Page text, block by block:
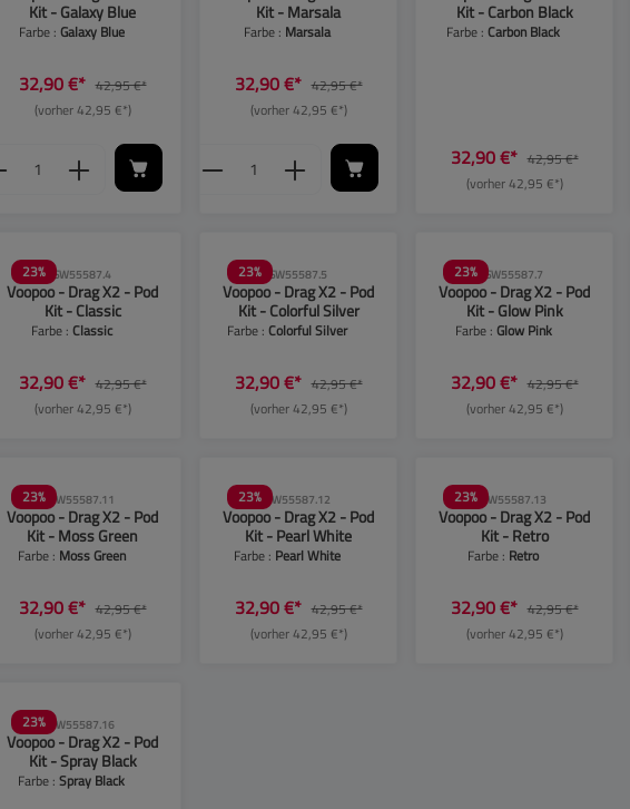
Kit - Galaxy Blue
Farbe : Galaxy Blue
32,90 €* 42,95 €*
(vorher 42,95 €*)
Produkt Anzahl: Gib den gewünschten Wert ein oder
Kit - Marsala
Farbe : Marsala
32,90 €* 42,95 €*
(vorher 42,95 €*)
Produkt Anzahl: Gib den
Kit - Carbon Black
Farbe :Carbon Black
32,90 €* 42,95 €*
(vorher 42,95 €*)
23% SW55587.4
Voopoo - Drag X2 - Pod
Kit - Classic
Farbe : Classic
32,90 €* 42,95 €*
(vorher 42,95 €*)
23% SW55587.5
Voopoo - Drag X2 - Pod
Kit - Colorful Silver
Farbe :Colorful Silver
32,90 €* 42,95 €*
(vorher 42,95 €*)
23% SW55587.7
Voopoo - Drag X2 - Pod
Kit - Glow Pink
Farbe : Glow Pink
32,90 €* 42,95 €*
(vorher 42,95 €*)
23% SW55587.11
Voopoo - Drag X2 - Pod
Kit - Moss Green
Farbe : Moss Green
32,90 €* 42,95 €*
(vorher 42,95 €*)
23% SW55587.12
Voopoo - Drag X2 - Pod
Kit - Pearl White
Farbe : Pearl White
32,90 €* 42,95 €*
(vorher 42,95 €*)
23% SW55587.13
Voopoo - Drag X2 - Pod
Kit - Retro
Farbe : Retro
32,90 €* 42,95 €*
(vorher 42,95 €*)
23% SW55587.16
Voopoo - Drag X2 - Pod
Kit - Spray Black
Farbe :Spray Black